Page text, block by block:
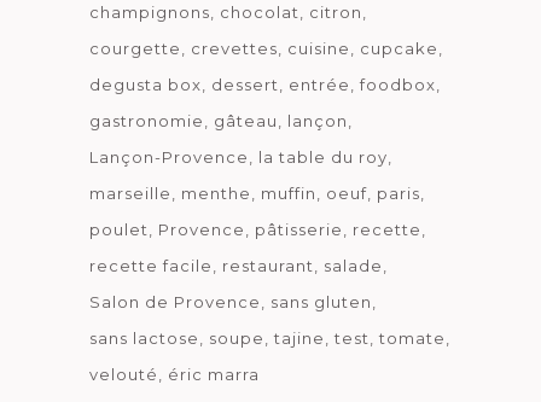
champignons
chocolat
citron
courgette
crevettes cuisine
cupcake
degusta box
dessert entrée
foodbox
gastronomie
gâteau
lançon
Lançon-Provence
la table du roy
marseille
menthe muffin oeuf paris
poulet
Provence pâtisserie
recette
recette facile
restaurant
salade
Salon de Provence
sans gluten
sans lactose
soupe tajine test
tomate
velouté
éric marra